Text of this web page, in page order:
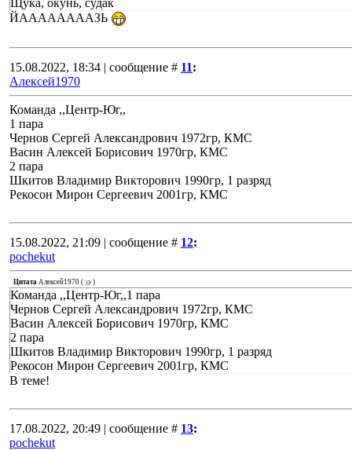
Щука, окунь, судак
ЙААААААААЗЬ
15.08.2022, 18:34 | сообщение # 11:
Алексей1970
Команда ,,Центр-Юг,,
1 пара
Чернов Сергей Александрович 1972гр, КМС
Васин Алексей Борисович 1970гр, КМС
2 пара
Шкитов Владимир Викторович 1990гр, 1 разряд
Рекосон Мирон Сергеевич 2001гр, КМС
15.08.2022, 21:09 | сообщение # 12:
pochekut
Цитата Алексей1970 ( )
Команда ,,Центр-Юг,,1 пара
Чернов Сергей Александрович 1972гр, КМС
Васин Алексей Борисович 1970гр, КМС
2 пара
Шкитов Владимир Викторович 1990гр, 1 разряд
Рекосон Мирон Сергеевич 2001гр, КМС
В теме!
17.08.2022, 20:49 | сообщение # 13:
pochekut